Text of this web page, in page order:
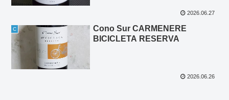
2026.06.27
C
Cono Sur CARMENERE
BICICLETA RESERVA
2026.06.26